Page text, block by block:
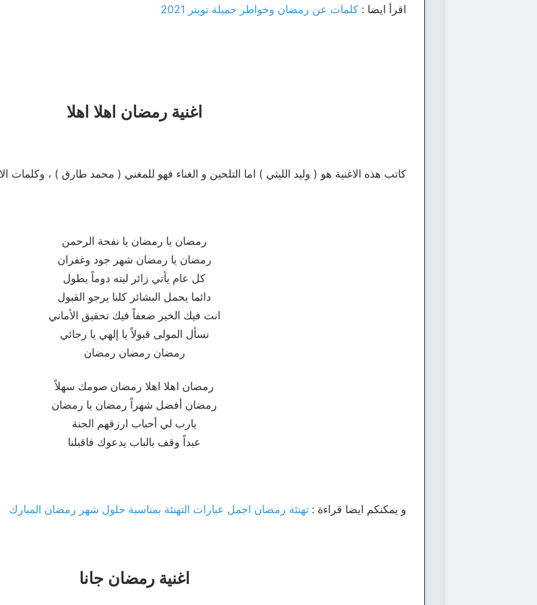
اقرأ ايضا : كلمات عن رمضان وخواطر جميلة تويتر 2021
اغنية رمضان اهلا اهلا
كاتب هذه الاغنية هو ( وليد الليثي ) اما التلحين و الغناء فهو للمغني ( محمد طارق ) ، وكلمات
رمضان يا رمضان يا نفحة الرحمن
رمضان يا رمضان شهر جود وغفران
كل عام يأتي زائر ليته دوماً يطول
دائما يحمل البشائر كلنا يرجو القبول
انت فيك الخير ضعفاً فيك تحقيق الأماني
نسأل المولى قبولاً يا إلهي يا رجائي
رمضان رمضان رمضان
رمضان اهلا اهلا رمضان صومك سهلاً
رمضان أفضل شهراً رمضان يا رمضان
يارب لي أحباب ارزقهم الجنة
عبداً وقف بالباب يدعوك فاقبلنا
و يمكنكم ايضا قراءة : تهنئة رمضان اجمل عبارات التهنئة بمناسبة حلول شهر رمضان المبارك
اغنية رمضان جانا